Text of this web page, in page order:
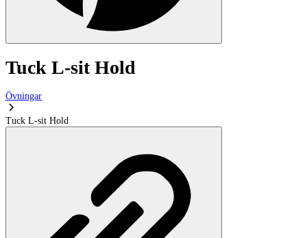
Tuck L-sit Hold
Övningar
Tuck L-sit Hold